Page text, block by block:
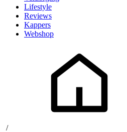
Lifestyle
Reviews
Kappers
Webshop
/